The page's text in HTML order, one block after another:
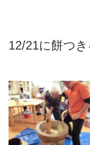
12/21に餅つ